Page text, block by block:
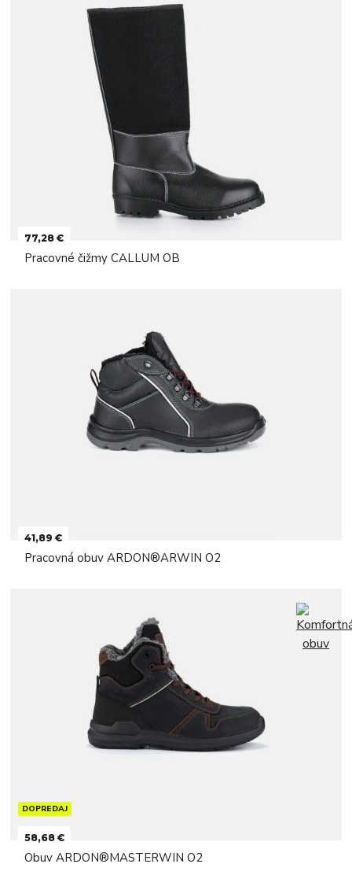
77,28 €
Pracovné čižmy CALLUM OB
41,89 €
Pracovná obuv ARDON®ARWIN O2
DOPREDAJ
58,68 €
Obuv ARDON®MASTERWIN O2